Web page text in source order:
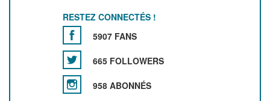
RESTEZ CONNECTÉS !
5907 FANS
665 FOLLOWERS
958 ABONNÉS